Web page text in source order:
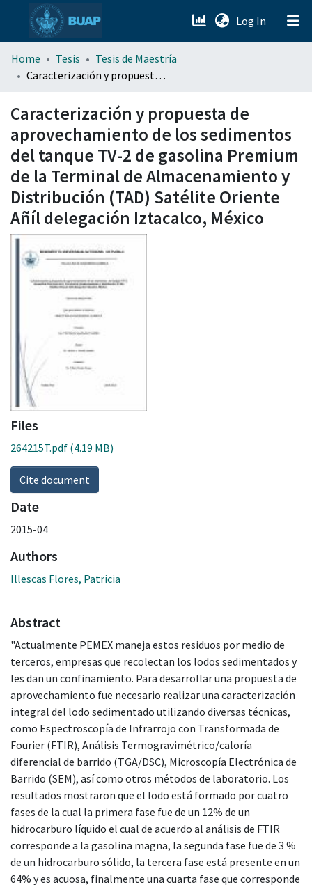
Log In (current)
menu.section.about_menu
Home Tesis
Tesis de Maestría
Caracterización y propuesta de aprovechamiento de los sedimentos del tanque TV-2 de gasolina Premium de la Terminal de Almacenamiento y Distribución (TAD) Satélite Oriente Añíl delegación Iztacalco, México
Caracterización y propuesta de
aprovechamiento de los sedimentos
del tanque TV-2 de gasolina Premium
de la Terminal de Almacenamiento y
Distribución (TAD) Satélite Oriente
Añíl delegación Iztacalco, México
Files
264215T.pdf (4.19 MB)
Cite document
Date
2015-04
Authors
Illescas Flores, Patricia
Abstract
"Actualmente PEMEX maneja estos residuos por medio de
terceros, empresas que recolectan los lodos sedimentados y
les dan un confinamiento. Para desarrollar una propuesta de
aprovechamiento fue necesario realizar una caracterización
integral del lodo sedimentado utilizando diversas técnicas,
como Espectroscopía de Infrarrojo con Transformada de
Fourier (FTIR), Análisis Termogravimétrico/caloría
diferencial de barrido (TGA/DSC), Microscopía Electrónica de
Barrido (SEM), así como otros métodos de laboratorio. Los
resultados mostraron que el lodo está formado por cuatro
fases de la cual la primera fase fue de un 12% de un
hidrocarburo líquido el cual de acuerdo al análisis de FTIR
corresponde a la gasolina magna, la segunda fase fue de 3 %
de un hidrocarburo sólido, la tercera fase está presente en un
64% y es acuosa, finalmente una cuarta fase que corresponde